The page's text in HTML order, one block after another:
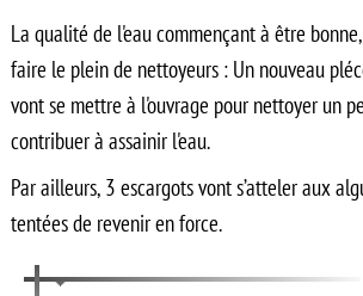
La qualité de l'eau commençant à être
faire le plein de nettoyeurs : Un nouveau
vont se mettre à l'ouvrage pour nettoyer un
contribuer à assainir l'eau.
Par ailleurs, 3 escargots vont s’atteler aux
tentées de revenir en force.